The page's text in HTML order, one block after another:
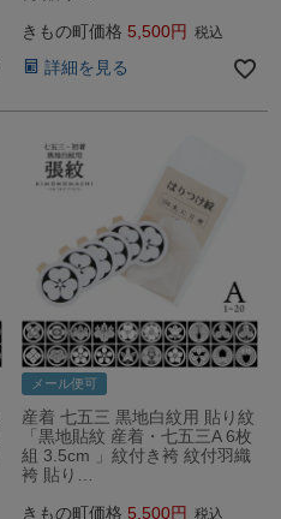
きもの町価格 5,500 税込
詳細を見る
メール便可
産着 七五三 黒地白紋用 貼り紋
「黒地貼紋 産着・七五三A 6枚
組 3.5cm 」紋付き袴 紋付羽織
袴 貼り…
きもの町価格 5,500 税込